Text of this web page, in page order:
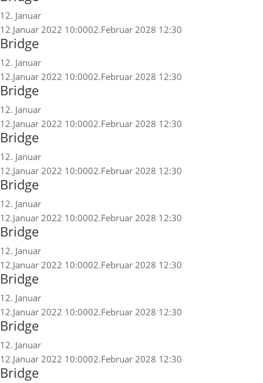
12. Januar
12.Januar 2022 10:0002.Februar 2028 12:30
Bridge
12. Januar
12.Januar 2022 10:0002.Februar 2028 12:30
Bridge
12. Januar
12.Januar 2022 10:0002.Februar 2028 12:30
Bridge
12. Januar
12.Januar 2022 10:0002.Februar 2028 12:30
Bridge
12. Januar
12.Januar 2022 10:0002.Februar 2028 12:30
Bridge
12. Januar
12.Januar 2022 10:0002.Februar 2028 12:30
Bridge
12. Januar
12.Januar 2022 10:0002.Februar 2028 12:30
Bridge
12. Januar
12.Januar 2022 10:0002.Februar 2028 12:30
Bridge